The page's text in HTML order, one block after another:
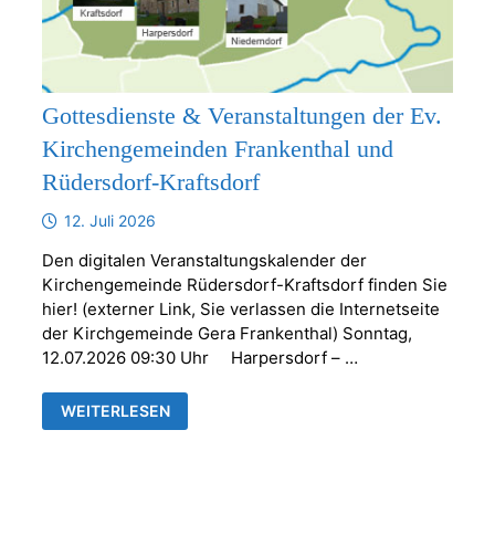
Gottesdienste & Veranstaltungen der Ev.
Kirchengemeinden Frankenthal und
Rüdersdorf-Kraftsdorf
12. Juli 2026
Den digitalen Veranstaltungskalender der
Kirchengemeinde Rüdersdorf-Kraftsdorf finden Sie
hier! (externer Link, Sie verlassen die Internetseite
der Kirchgemeinde Gera Frankenthal) Sonntag,
12.07.2026 09:30 Uhr Harpersdorf – …
GOTTESDIENSTE
&
WEITERLESEN